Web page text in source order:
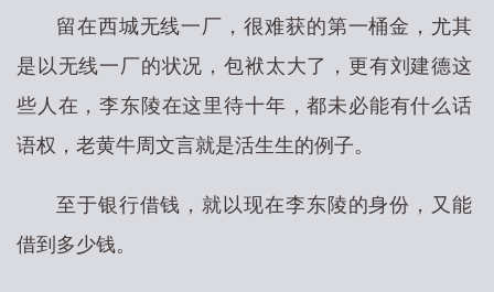
留在西城无线一厂，很难获的第一桶金，尤其
是以无线一厂的状况，包袱太大了，更有刘建德这
些人在，李东陵在这里待十年，都未必能有什么话
语权，老黄牛周文言就是活生生的例子。
至于银行借钱，就以现在李东陵的身份，又能
借到多少钱。